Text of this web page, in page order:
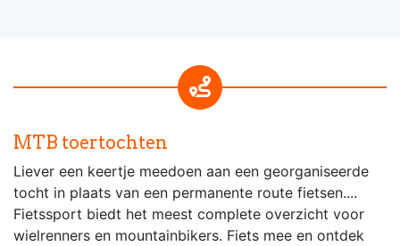
MTB toertochten
Liever een keertje meedoen aan een georganiseerde
tocht in plaats van een permanente route fietsen....
Fietssport biedt het meest complete overzicht voor
wielrenners en mountainbikers. Fiets mee en ontdek